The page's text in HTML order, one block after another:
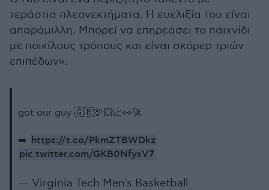
τεράστια πλεονεκτήματα. Η ευελιξία του είναι
απαράμιλλη. Μπορεί να επηρεάσει το παιχνίδι
με ποικίλους τρόπους και είναι σκόρερ τριών
επιπέδων».
got our guy 🇬🇷🦃💥📈👀🚀
➡️ https://t.co/PkmZTBWDkz
pic.twitter.com/GKB0NfysV7
— Virginia Tech Men's Basketball